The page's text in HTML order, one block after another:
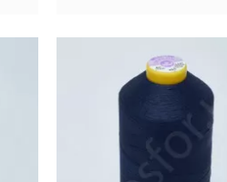
Туреччина
100% CF nylon